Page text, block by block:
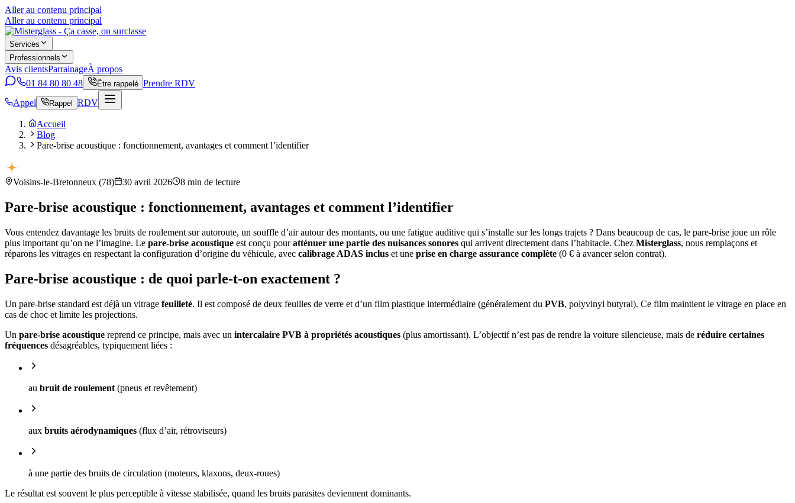
Aller au contenu principal
Aller au contenu principal
Services
Professionnels
Avis clientsParrainageÀ propos
01 84 80 80 48
Être rappelé Prendre RDV
Appel
Rappel RDV
Accueil
Blog
Pare-brise acoustique : fonctionnement, avantages et comment l’identifier
Voisins-le-Bretonneux (78) 30 avril 2026 8 min de lecture
Pare-brise acoustique : fonctionnement, avantages et comment l’identifier
Vous entendez davantage les bruits de roulement sur autoroute, un souffle d’air autour des montants, ou une fatigue auditive qui s’installe sur les longs trajets ? Dans beaucoup de cas, le pare-brise joue un rôle
plus important qu’on ne l’imagine. Le pare-brise acoustique est conçu pouratténuer une partie des nuisances sonores qui arrivent directement dans l’habitacle. Chez Misterglass, nous remplaçons et
réparons les vitrages en respectant la configuration d’origine du véhicule, avec calibrage ADAS inclus et une prise en charge assurance complète (0 € à avancer selon contrat).
Pare-brise acoustique : de quoi parle-t-on exactement ?
Un pare-brise standard est déjà un vitrage feuilleté. Il est composé de deux feuilles de verre et d’un film plastique intermédiaire (généralement du PVB, polyvinyl butyral). Ce film maintient le vitrage en place en
cas de choc et limite les projections.
Un pare-brise acoustique reprend ce principe, mais avec un intercalaire PVB à propriétés acoustiques (plus amortissant). L’objectif n’est pas de rendre la voiture silencieuse, mais de réduire certaines
fréquences désagréables, typiquement liées :
au bruit de roulement (pneus et revêtement)
aux bruits aérodynamiques (flux d’air, rétroviseurs)
à une partie des bruits de circulation (moteurs, klaxons, deux-roues)
Le résultat est souvent le plus perceptible à vitesse stabilisée, quand les bruits parasites deviennent dominants.